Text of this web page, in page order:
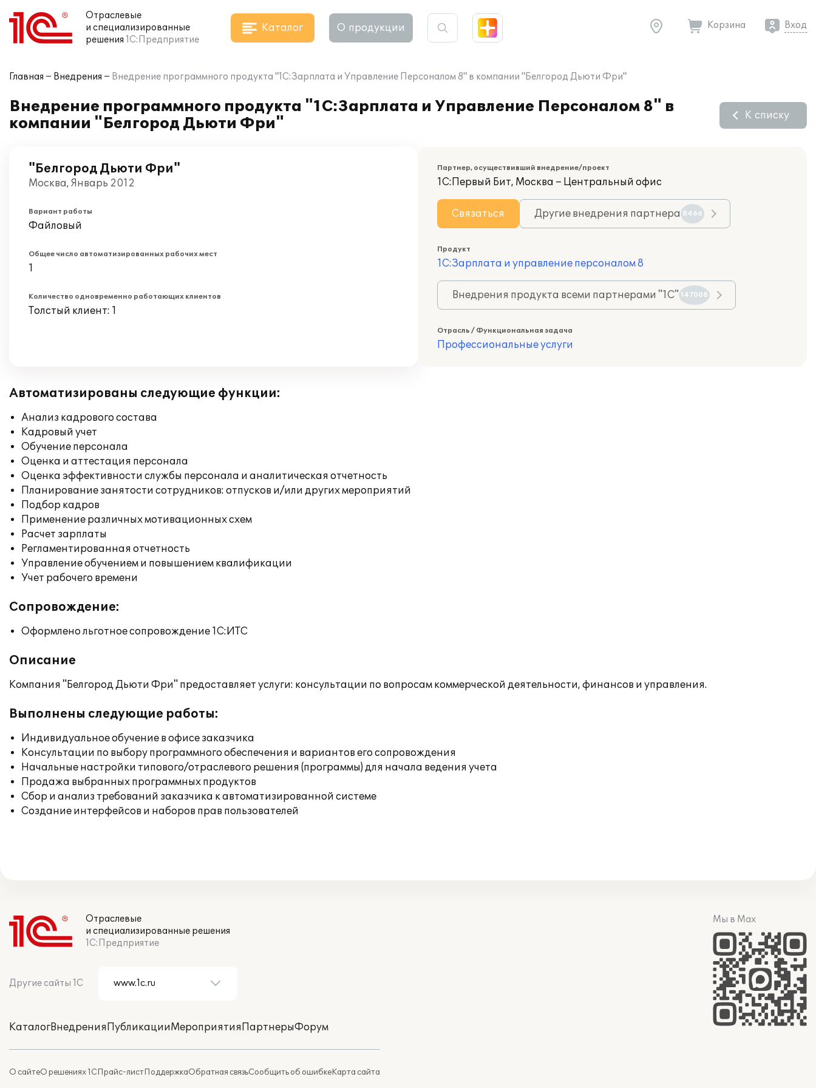
Отраслевые
и специализированные
решения 1С:Предприятие
Каталог О продукции Корзина Вход
Главная Внедрения Внедрение программного продукта "1С:Зарплата и Управление Персоналом 8" в компании "Белгород Дьюти Фри"
Внедрение программного продукта "1С:Зарплата и Управление Персоналом 8" в
компании "Белгород Дьюти Фри"
К списку
"Белгород Дьюти Фри"
Москва, Январь 2012
Вариант работы
Файловый
Общее число автоматизированных рабочих мест
1
Количество одновременно работающих клиентов
Толстый клиент: 1
Партнер, осуществивший внедрение/проект
1С:Первый Бит, Москва – Центральный офис
Связаться Другие внедрения партнера 8466
Продукт
1С:Зарплата и управление персоналом 8
Внедрения продукта всеми партнерами "1С" 147008
Отрасль / Функциональная задача
Профессиональные услуги
Автоматизированы следующие функции:
Анализ кадрового состава
Кадровый учет
Обучение персонала
Оценка и аттестация персонала
Оценка эффективности службы персонала и аналитическая отчетность
Планирование занятости сотрудников: отпусков и/или других мероприятий
Подбор кадров
Применение различных мотивационных схем
Расчет зарплаты
Регламентированная отчетность
Управление обучением и повышением квалификации
Учет рабочего времени
Сопровождение:
Оформлено льготное сопровождение 1С:ИТС
Описание
Компания "Белгород Дьюти Фри" предоставляет услуги: консультации по вопросам коммерческой деятельности, финансов и управления.
Выполнены следующие работы:
Индивидуальное обучение в офисе заказчика
Консультации по выбору программного обеспечения и вариантов его сопровождения
Начальные настройки типового/отраслевого решения (программы) для начала ведения учета
Продажа выбранных программных продуктов
Сбор и анализ требований заказчика к автоматизированной системе
Создание интерфейсов и наборов прав пользователей
Отраслевые
и специализированные решения
1С:Предприятие
Другие сайты 1С
КаталогВнедренияПубликацииМероприятияПартнерыФорум
О сайтеО решениях 1СПрайс-листПоддержкаОбратная связьСообщить об ошибкеКарта сайта
Мы в Max